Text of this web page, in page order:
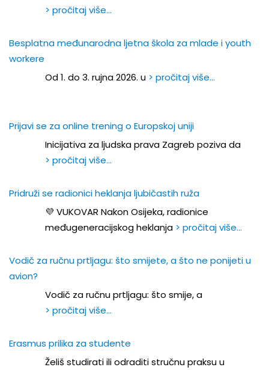
> pročitaj više…
Besplatna međunarodna ljetna škola za mlade i youth
workere
Od 1. do 3. rujna 2026. u > pročitaj više…
Prijavi se za online trening o Europskoj uniji
Inicijativa za ljudska prava Zagreb poziva da
> pročitaj više…
Pridruži se radionici heklanja ljubičastih ruža
💜 VUKOVAR Nakon Osijeka, radionice
međugeneracijskog heklanja > pročitaj više…
Vodič za ručnu prtljagu: što smijete, a što ne ponijeti u
avion?
Vodič za ručnu prtljagu: što smije, a
> pročitaj više…
Erasmus prilika za studente
Želiš studirati ili odraditi stručnu praksu u